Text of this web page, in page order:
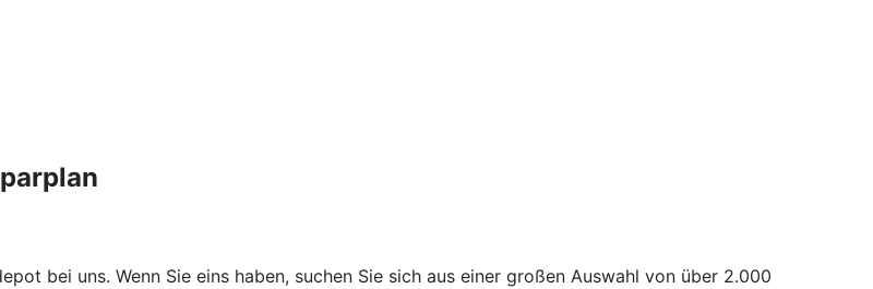
bei uns. Wenn Sie eins haben, suchen Sie sich aus einer großen Auswahl von über 2.000